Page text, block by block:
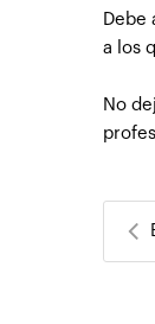
Debe
a los
No